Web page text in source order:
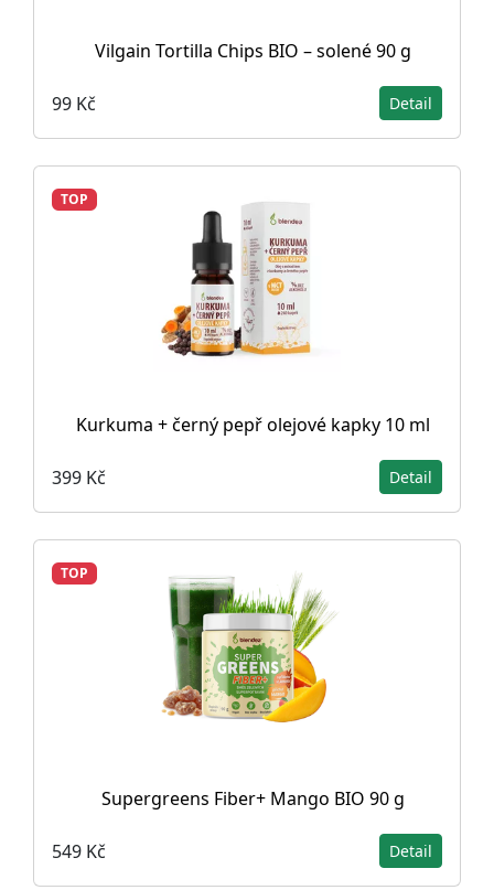
Vilgain Tortilla Chips BIO – solené 90 g
99 Kč Detail
TOP
Kurkuma + černý pepř olejové kapky 10 ml
399 Kč Detail
TOP
Supergreens Fiber+ Mango BIO 90 g
549 Kč Detail